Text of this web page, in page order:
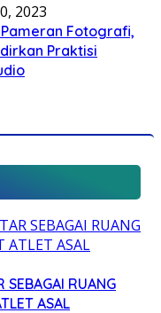
2023
Fotografi,
Praktisi
SEBAGAI RUANG
ASAL